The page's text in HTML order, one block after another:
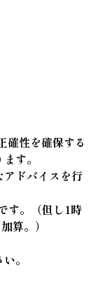
確性を確保する
す。
ドバイスを行
す。（但し1時
算。）
。